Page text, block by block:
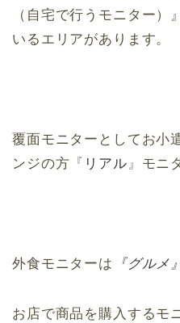
（自宅で行うモニター）
いるエリアがあります。
覆面モニターとしてお小
ンジの方 『 リアル』 モニ
外食モニターは 『グルメ』
お店で商品を購入するモ